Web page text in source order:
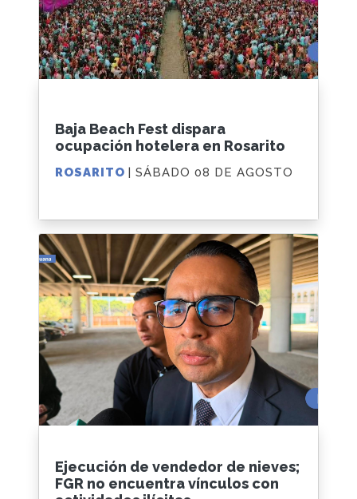
Baja Beach Fest dispara
ocupación hotelera en Rosarito
ROSARITO | SÁBADO 08 DE AGOSTO
Ejecución de vendedor de nieves;
FGR no encuentra vínculos con